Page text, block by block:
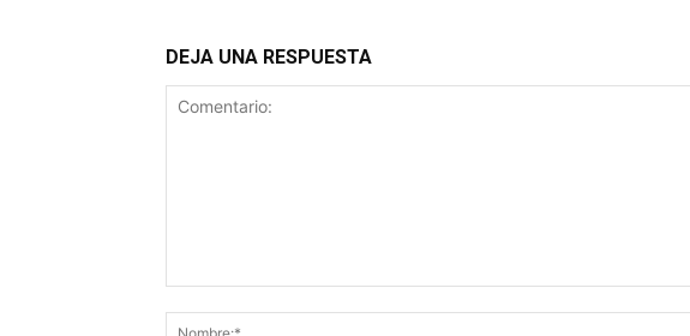
DEJA UNA RESPUESTA